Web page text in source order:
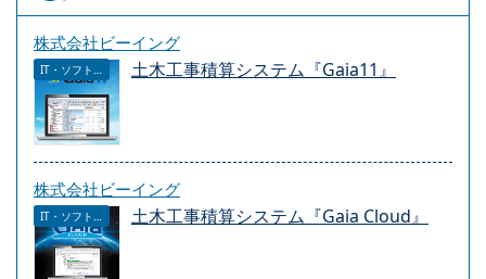
株式会社ビーイング
IT・ソフトウェア 土木工事積算システム『Gaia11』
株式会社ビーイング
IT・ソフトウェア 土木工事積算システム『Gaia Cloud』